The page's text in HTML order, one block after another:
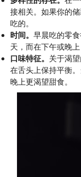
接相关。如果你的
吃的。
时间。 早晨吃的零
天，而在下午或晚
口味特征。 关于渴
在舌头上保持平衡
晚上更渴望甜食。